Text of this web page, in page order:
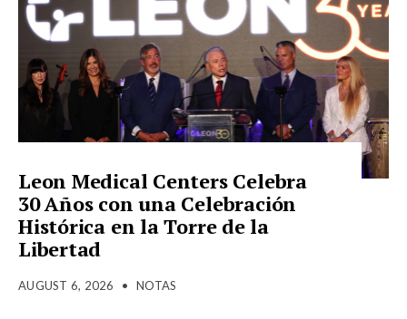
Leon Medical Centers Celebra
30 Años con una Celebración
Histórica en la Torre de la
Libertad
AUGUST 6, 2026 • NOTAS